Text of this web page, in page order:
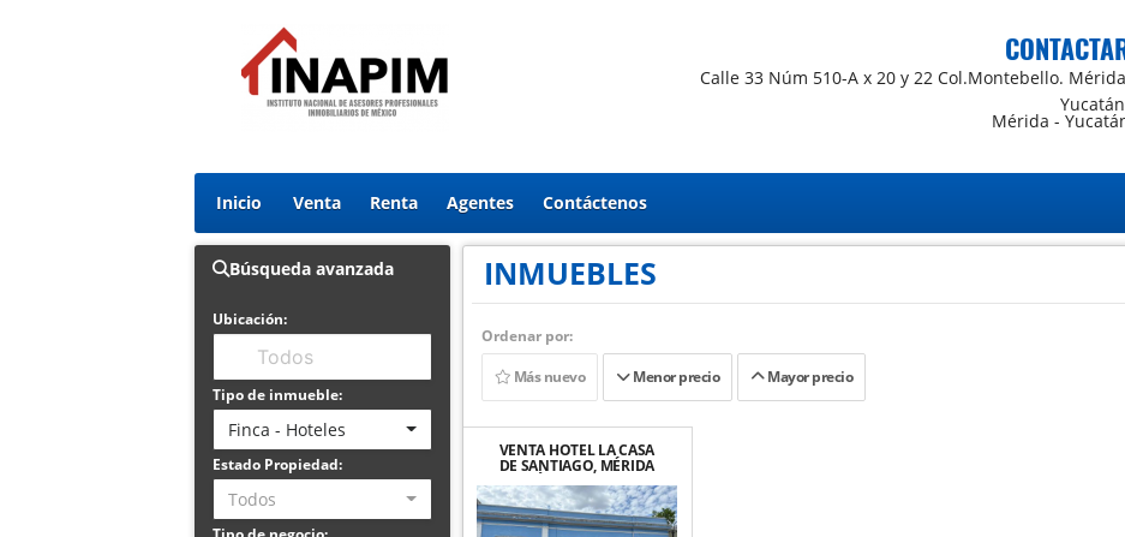
Calle 33 Núm 510-A x 20 y 22 Col.Montebello.
Mérida -
Inicio Venta Renta Agentes Contáctenos
Búsqueda avanzada
Ubicación:
Tipo de inmueble:
Finca - Hoteles
Estado Propiedad:
Todos
INMUEBLES
Ordenar por:
Más nuevo
Menor precio Mayor precio
VENTA HOTEL LA CASA
DE SANTIAGO, MÉRIDA
YUCATÁN, ZONA CENTRO